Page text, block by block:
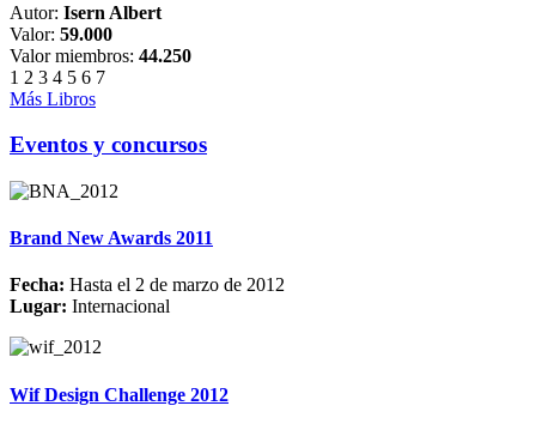
Autor: Isern Albert
Valor: 59.000
Valor miembros: 44.250
1 2 3 4 5 6 7
Más Libros
Eventos y concursos
Brand New Awards 2011
Fecha: Hasta el 2 de marzo de 2012
Lugar: Internacional
Wif Design Challenge 2012